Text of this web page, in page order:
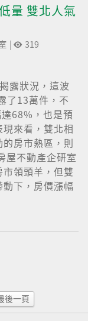
量 雙北人氣
| 319
露狀況，這波
了13萬件，不
68%，也是預
來看，雙北相
房市熱區，則
屋不動產企研室
領頭羊，但雙
下，房價漲幅
後一頁